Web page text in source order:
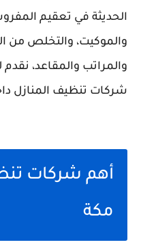
الحديثة في تعقيم
والموكيت، والتخلص من
والمراتب والمقاعد،
شركات تنظيف المنازل
أهم شركات
مكة